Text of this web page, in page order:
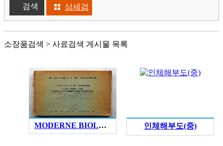
상세검
색
소장품검색 > 사료검색 게시물 목록
MODERNE BIOLOGIE 인체해부도(중)